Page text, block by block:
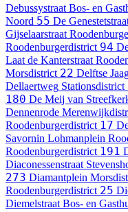
Debussystraat Bos- en
Noord 55 De
Gijselaarstraat
Roodenburgerdistrict 94
Laat de Kanterstraat
Morsdistrict 22 Delftse
Dellaertweg Stationsdistrict
180 De Meij van
Dennenrode
Roodenburgerdistrict 17
Savornin Lohmanplein
Roodenburgerdistrict 191
Diaconessenstraat
273 Diamantplein
Roodenburgerdistrict 25
Diemelstraat Bos- en